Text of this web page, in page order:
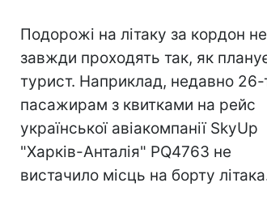
Подорожі на літаку за кордон не
завжди проходять так, як
турист. Наприклад, недавно 26-
пасажирам з квитками на рейс
української авіакомпанії SkyUp
"Харків-Анталія" PQ4763 не
вистачило місць на борту